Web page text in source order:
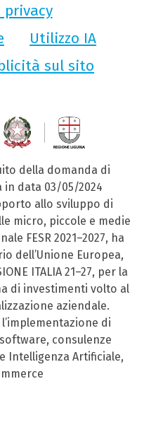
Utilizzo IA
sul sito
della domanda di
data 03/05/2024
allo sviluppo di
micro, piccole e medie
FESR 2021–2027, ha
dell’Unione Europea,
ITALIA 21–27, per la
di investimenti volto al
aziendale.
di
consulenze
Intelligenza Artificiale,